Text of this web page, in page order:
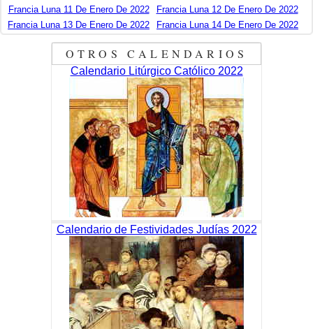
Francia Luna 11 De Enero De 2022
Francia Luna 12 De Enero De 2022
Francia Luna 13 De Enero De 2022
Francia Luna 14 De Enero De 2022
OTROS CALENDARIOS
Calendario Litúrgico Católico 2022
Calendario de Festividades Judías 2022